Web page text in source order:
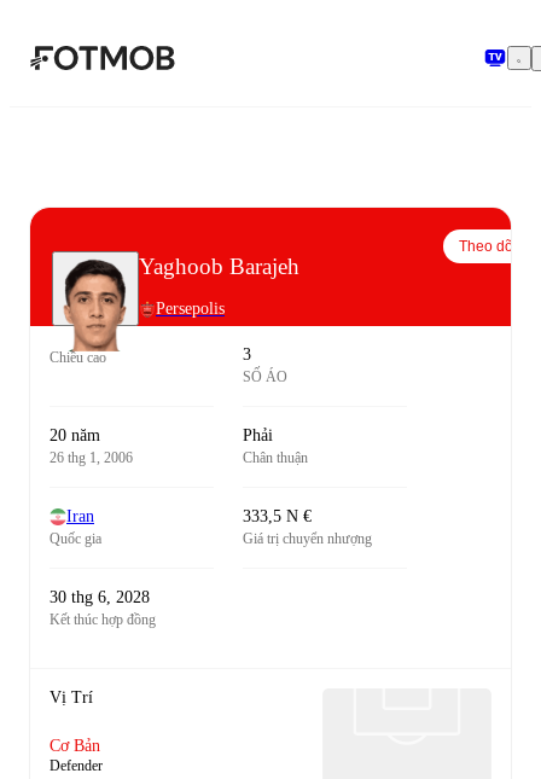
Yaghoob Barajeh
Persepolis
Theo dõi
Chiều cao 3
SỐ ÁO
20 năm
26 thg 1, 2006
Phải
Chân thuận
Iran
Quốc gia
333,5 N €
Giá trị chuyển nhượng
30 thg 6, 2028
Kết thúc hợp đồng
Vị Trí
Cơ Bản
Defender